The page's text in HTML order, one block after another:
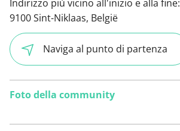
Indirizzo più vicino all'inizio e alla fine:
9100 Sint-Niklaas, België
Naviga al punto di partenza
Foto della community